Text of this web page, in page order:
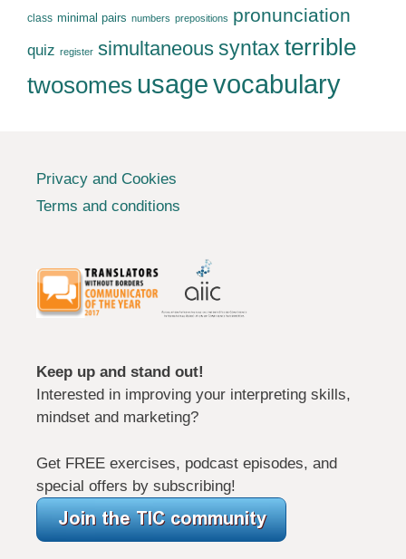
class minimal pairs numbers prepositions pronunciation
quiz register simultaneous syntax terrible
twosomes usagevocabulary
Privacy and Cookies
Terms and conditions
Keep up and stand out!
Interested in improving your interpreting skills,
mindset and marketing?
Get FREE exercises, podcast episodes, and
special offers by subscribing!